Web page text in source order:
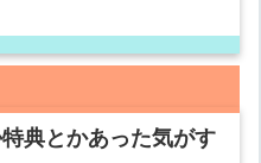
典とかあった気がす